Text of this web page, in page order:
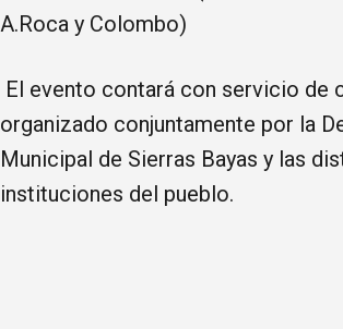
A.Roca y Colombo)
El evento contará con servicio de
organizado conjuntamente por la
Municipal de Sierras Bayas y las
instituciones del pueblo.